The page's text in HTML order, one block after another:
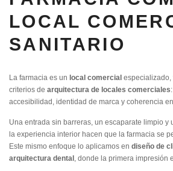
LOCAL
SANITARIO
La farmacia es un local comercial especializado,
criterios de arquitectura de locales comerciales
accesibilidad, identidad de marca y coherencia
Una entrada sin barreras, un escaparate limpio y
la experiencia interior hacen que la farmacia se
Este mismo enfoque lo aplicamos en diseño de
arquitectura dental , donde la primera impresión